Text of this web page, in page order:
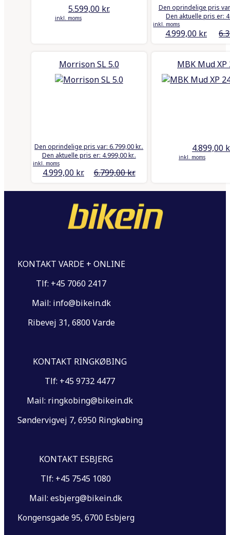
5.599,00 kr.
inkl. moms
Den oprindelige pris
4.999,00 kr.
Den aktuelle pris er:
inkl. moms
Morrison SL 5.0
6.799,00kr.
Den oprindelige pris var: 6.799,00 kr..
4.999,00 kr.
Den aktuelle pris er: 4.999,00 kr..
inkl. moms
4.899,00
inkl. moms
KONTAKT VARDE + ONLINE
Tlf: +45 7060 2417
Mail: info@bikein.dk
Ribevej 31, 6800 Varde
KONTAKT RINGKØBING
Tlf: +45 9732 4477
Mail: ringkobing@bikein.dk
Søndervigvej 7, 6950 Ringkøbing
KONTAKT ESBJERG
Tlf: +45 7545 1080
Mail: esbjerg@bikein.dk
Kongensgade 95, 6700 Esbjerg